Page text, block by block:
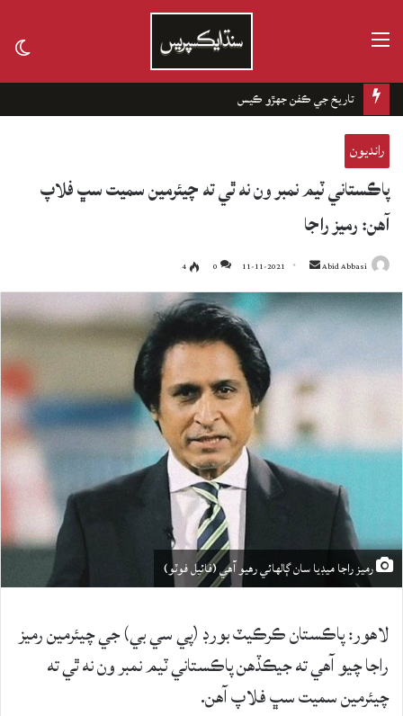
تاريخ جي ڪفن جھڙو ڪيس
رانديون
پاڪستاني ٽيم نمبر ون نه ٿي ته چيئرمين سميت سڀ فلاپ
آهن: رميز راجا
Abid Abbasi
Send
an
email
11-11-2021
0
4
رميز راجا ميڊيا سان ڳالهائي رهيو آهي (فائيل فوٽو)
لاهور: پاڪستان ڪرڪيٽ بورڊ (پي سي بي) جي چيئرمين رميز
راجا چيو آهي ته جيڪڏهن پاڪستاني ٽيم نمبر ون نه ٿي ته
چيئرمين سميت سڀ فلاپ آهن.